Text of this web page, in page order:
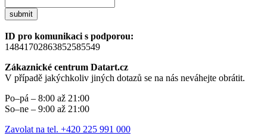
submit
ID pro komunikaci s podporou:
14841702863852585549
Zákaznické centrum Datart.cz
V případě jakýchkoliv jiných dotazů se na nás neváhejte obrátit.
Po–pá – 8:00 až 21:00
So–ne – 9:00 až 21:00
Zavolat na tel. +420 225 991 000